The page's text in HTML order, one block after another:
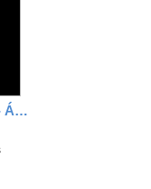
María Ruiz Montes CDD B2 - Área 2